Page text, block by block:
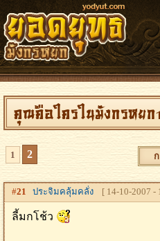
คุณคือใครในมังกรหยก
1 2
#21 ประจิมคลุ้มคลั่ง [ 14-10-2007 -
ลี้มกโช้ว